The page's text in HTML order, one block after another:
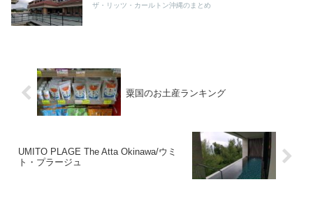
ザ・リッツ・カールトン沖縄のまとめ
粟国のお土産ランキング
UMITO PLAGE The Atta Okinawa/ウミ
ト・プラージュ